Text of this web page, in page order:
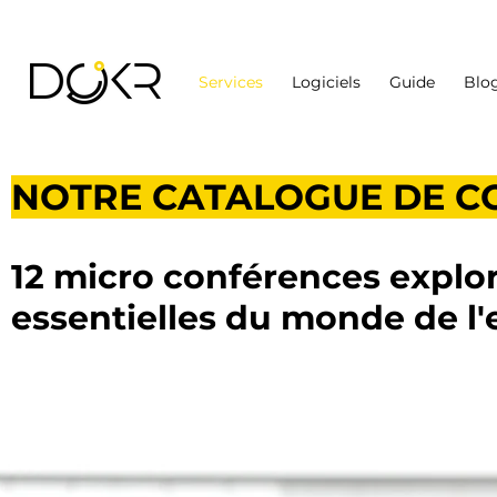
Services Logiciels Guide
NOTRE CATALOGUE DE
12 micro conférences
essentielles du monde de